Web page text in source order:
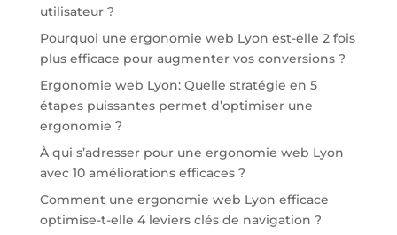
utilisateur ?
Pourquoi une ergonomie web Lyon est-elle 2 fois
plus efficace pour augmenter vos conversions ?
Ergonomie web Lyon: Quelle stratégie en 5
étapes puissantes permet d’optimiser une
ergonomie ?
À qui s’adresser pour une ergonomie web Lyon
avec 10 améliorations efficaces ?
Comment une ergonomie web Lyon efficace
optimise-t-elle 4 leviers clés de navigation ?